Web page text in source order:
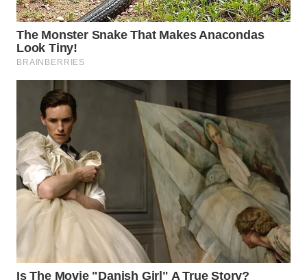
WN
SAMOSIR
WN
PADANG
LAWAS
WN
SUMEDANG
WN
CIANJUR
WN
KEPULAUAN
SERIBU